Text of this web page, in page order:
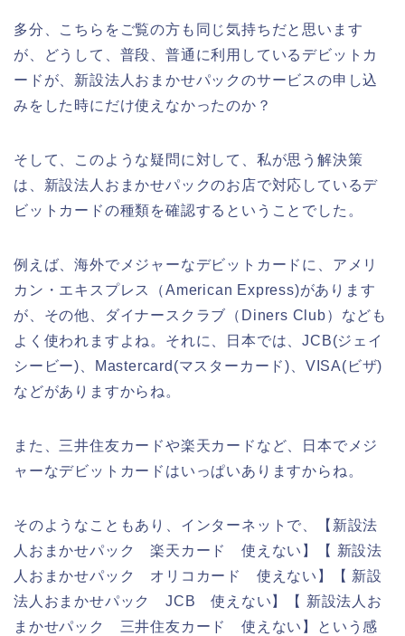
多分、こちらをご覧の方も同じ気持ちだと思います
が、どうして、普段、普通に利用しているデビットカ
ードが、新設法人おまかせパックのサービスの申し込
みをした時にだけ使えなかったのか？
そして、このような疑問に対して、私が思う解決策
は、新設法人おまかせパックのお店で対応しているデ
ビットカードの種類を確認するということでした。
例えば、海外でメジャーなデビットカードに、アメリ
カン・エキスプレス（American Express)があります
が、その他、ダイナースクラブ（Diners Club）なども
よく使われますよね。それに、日本では、JCB(ジェイ
シービー)、Mastercard(マスターカード)、VISA(ビザ)
などがありますからね。
また、三井住友カードや楽天カードなど、日本でメジ
ャーなデビットカードはいっぱいありますからね。
そのようなこともあり、インターネットで、【新設法
人おまかせパック 楽天カード 使えない】【 新設法
人おまかせパック オリコカード 使えない】【 新設
法人おまかせパック JCB 使えない】【 新設法人お
まかせパック 三井住友カード 使えない】という感